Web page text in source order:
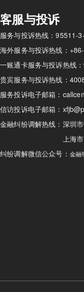
客服与投诉
服务与投诉热线：95511-
海外服务与投诉热线：
一账通卡服务与投诉热线
贵宾服务与投诉热线：
服务投诉电子邮箱：
信访投诉电子邮箱：
金融纠纷调解热线： 深圳
上海
纠纷调解微信公众号： 金融